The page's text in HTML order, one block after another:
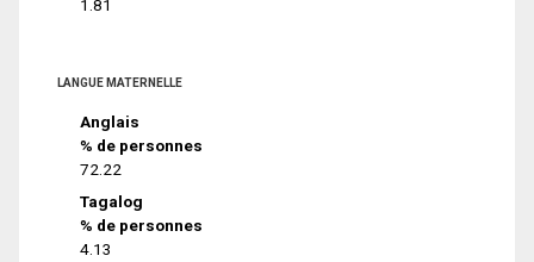
1.81
LANGUE MATERNELLE
Anglais
% de personnes
72.22
Tagalog
% de personnes
4.13